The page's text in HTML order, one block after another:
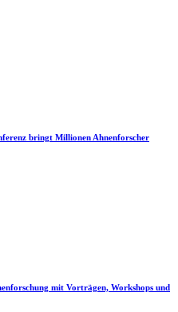
bringt Millionen Ahnenforscher
mit Vorträgen, Workshops und